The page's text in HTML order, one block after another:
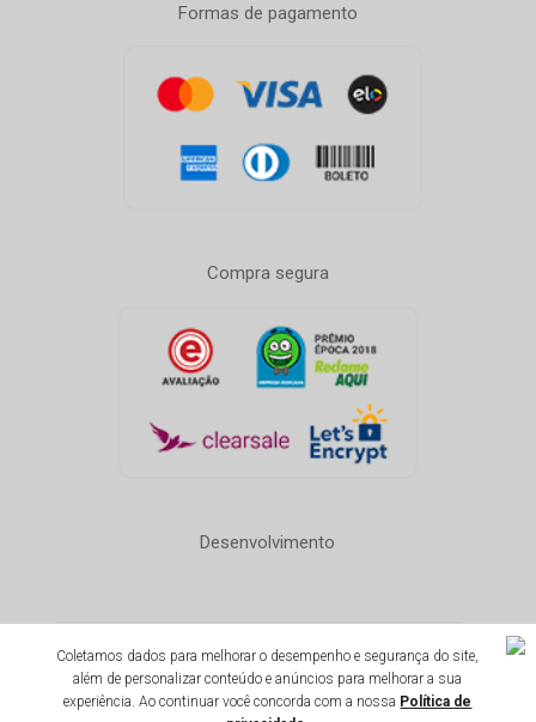
Formas de pagamento
Compra segura
Desenvolvimento
Todos os direitos reservados 1996-2020
Ginga Comércio de Móveis e Decorações LTDA - CNPJ:
14.747.549/0001-59 - Insc. est: 87.290.778 - Avenida Henrique
Coletamos dados para melhorar o desempenho e segurança do site,
além de personalizar conteúdo e anúncios para melhorar a sua
experiência. Ao continuar você concorda com a nossa Política de